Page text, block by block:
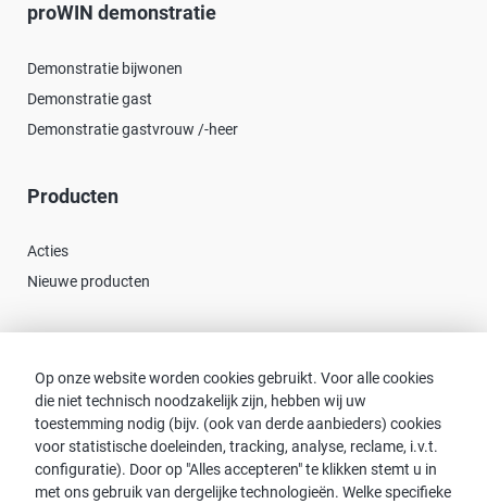
Op onze website worden cookies gebruikt. Voor alle cookies
die niet technisch noodzakelijk zijn, hebben wij uw
toestemming nodig (bijv. (ook van derde aanbieders) cookies
voor statistische doeleinden, tracking, analyse, reclame, i.v.t.
configuratie). Door op "Alles accepteren" te klikken stemt u in
met ons gebruik van dergelijke technologieën. Welke specifieke
proWIN demonstratie
Demonstratie bijwonen
Demonstratie gast
Demonstratie gastvrouw /-heer
Producten
Acties
Nieuwe producten
Consulent zoeken
Contact met proWIN
Service-FAQ